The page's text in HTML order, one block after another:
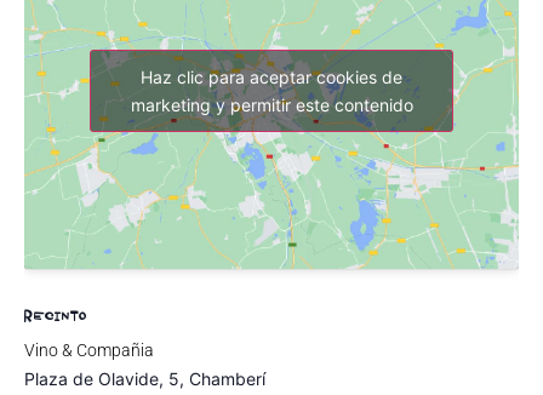
RECINTO
Vino & Compañia
Plaza de Olavide, 5, Chamberí
Haz clic para aceptar cookies de
marketing y permitir este contenido